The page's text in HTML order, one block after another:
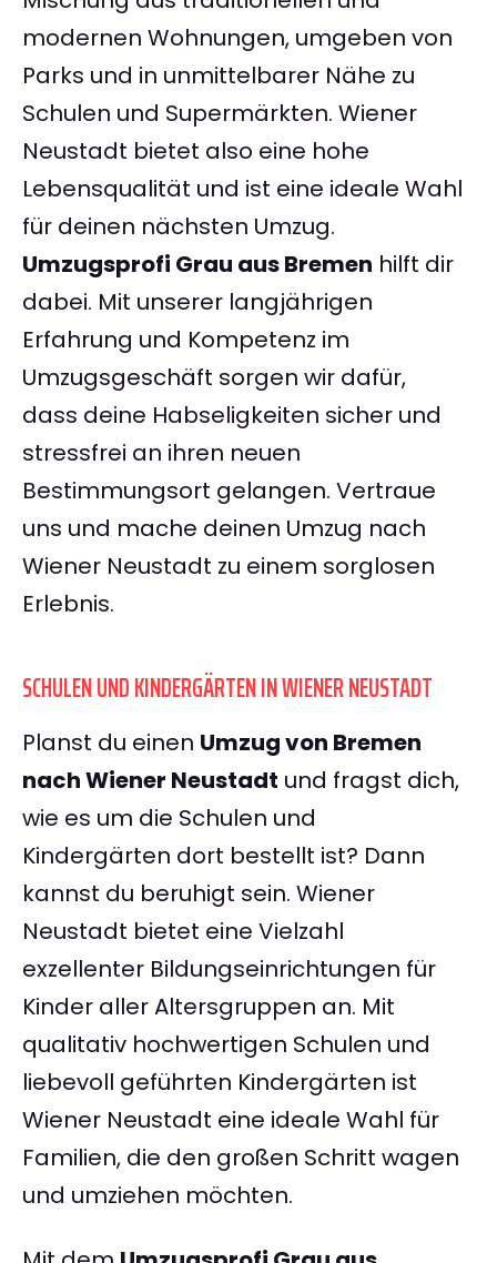
modernen Wohnungen, umgeben von
Parks und in unmittelbarer Nähe zu
Schulen und Supermärkten. Wiener
Neustadt bietet also eine hohe
Lebensqualität und ist eine ideale Wahl
für deinen nächsten Umzug.
Umzugsprofi Grau aus Bremen hilft dir
dabei. Mit unserer langjährigen
Erfahrung und Kompetenz im
Umzugsgeschäft sorgen wir dafür,
dass deine Habseligkeiten sicher und
stressfrei an ihren neuen
Bestimmungsort gelangen. Vertraue
uns und mache deinen Umzug nach
Wiener Neustadt zu einem sorglosen
Erlebnis.
SCHULEN UND KINDERGÄRTEN IN WIENER NEUSTADT
Planst du einen Umzug von Bremen
nach Wiener Neustadt und fragst dich,
wie es um die Schulen und
Kindergärten dort bestellt ist? Dann
kannst du beruhigt sein. Wiener
Neustadt bietet eine Vielzahl
exzellenter Bildungseinrichtungen für
Kinder aller Altersgruppen an. Mit
qualitativ hochwertigen Schulen und
liebevoll geführten Kindergärten ist
Wiener Neustadt eine ideale Wahl für
Familien, die den großen Schritt wagen
und umziehen möchten.